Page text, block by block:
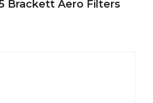
Brackett Aero Filters